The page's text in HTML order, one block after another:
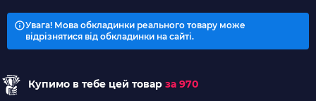
Увага! Мова обкладинки реального товару може
відрізнятися від обкладинки на сайті.
Купимо в тебе цей товар за 970